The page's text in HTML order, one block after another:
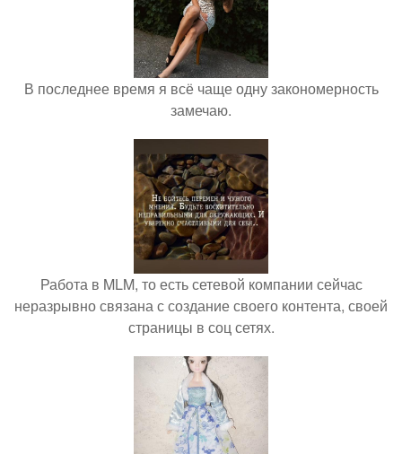
В последнее время я всё чаще одну закономерность
замечаю.
Работа в MLM, то есть сетевой компании сейчас
неразрывно связана с создание своего контента, своей
страницы в соц сетях.